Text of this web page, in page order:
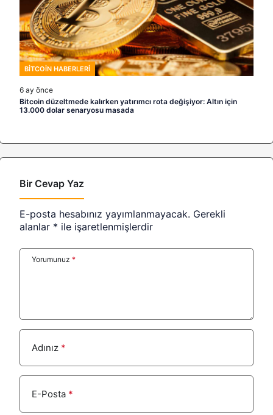
BITCOIN HABERLERI
6 ay önce
Bitcoin düzeltmede kalırken yatırımcı rota değişiyor: Altın için
13.000 dolar senaryosu masada
Bir Cevap Yaz
E-posta hesabınız yayımlanmayacak. Gerekli
alanlar * ile işaretlenmişlerdir
Yorumunuz *
Adınız *
E-Posta *